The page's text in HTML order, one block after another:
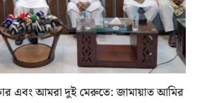
এবং আমরা দুই মেরুতে: জামায়াত আমির